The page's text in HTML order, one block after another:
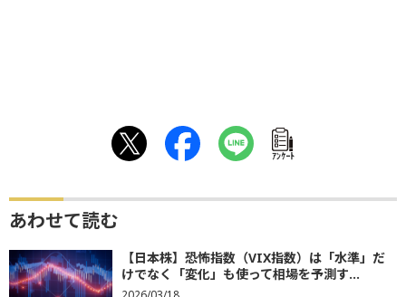
ｱﾝｹｰﾄ
あわせて読む
【日本株】恐怖指数（VIX指数）は「水準」だ
けでなく「変化」も使って相場を予測す...